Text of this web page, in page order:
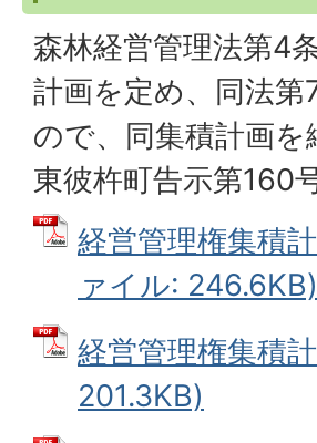
森林経営管理法第4
計画を定め、同法
ので、同集積計画
東彼杵町告示第160号
経営管理権集積
ァイル: 246.6KB)
経営管理権集積
201.3KB)